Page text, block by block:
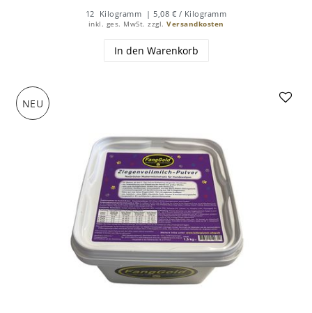
12 Kilogramm | 5,08 € / Kilogramm
inkl. ges. MwSt. zzgl. Versandkosten
In den Warenkorb
NEU